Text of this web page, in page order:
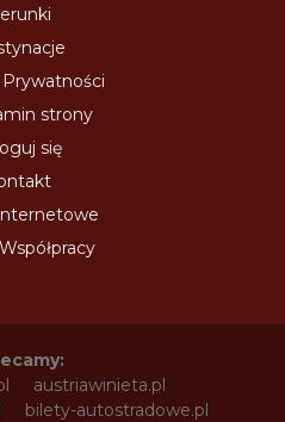
strony
się
austriawinieta.pl
bilety-autostradowe.pl